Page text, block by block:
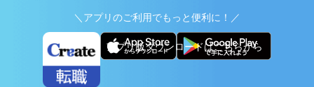
＼アプリのご利用でもっと便利に！／
アプリ版ダウンロードはこちらから